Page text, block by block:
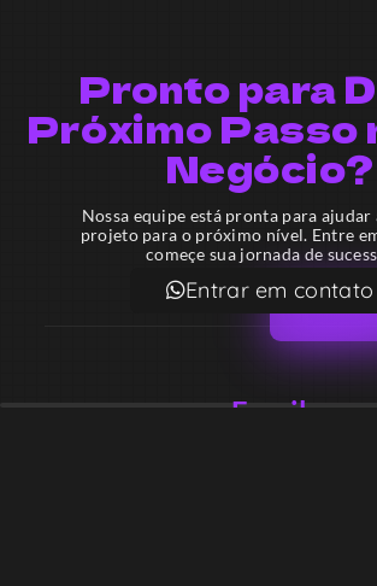
Pronto para
Próximo Passo
Negócio?
Nossa equipe está pronta para ajudar
projeto para o próximo nível. Entre
começe sua jornada de
Entrar em contato
Email